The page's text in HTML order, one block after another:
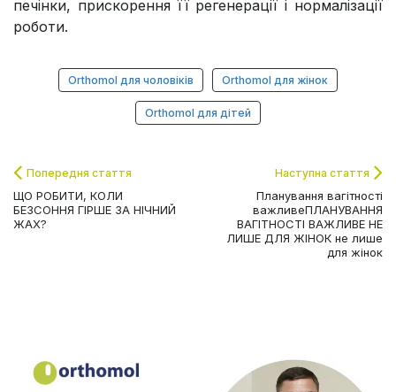
печінки, прискорення її регенерації і нормалізації
роботи.
Orthomol для чоловіків Orthomol для жінок
Orthomol для дітей
Попередня стаття
ЩО РОБИТИ, КОЛИ
БЕЗСОННЯ ГІРШЕ ЗА НІЧНИЙ
ЖАХ?
Наступна стаття
Планування вагітності
важливеПЛАНУВАННЯ
ВАГІТНОСТІ ВАЖЛИВЕ НЕ
ЛИШЕ ДЛЯ ЖІНОК не лише
для жінок